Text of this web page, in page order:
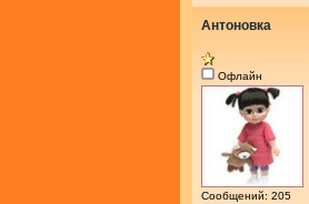
Антоновка
Офлайн
Сообщений: 205